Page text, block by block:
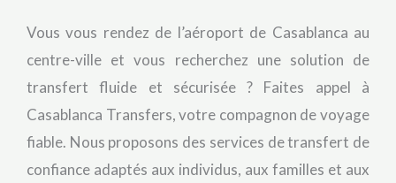
Vous vous rendez de l’aéroport de Casablanca au
centre-ville et vous recherchez une solution de
transfert fluide et sécurisée ? Faites appel à
Casablanca Transfers, votre compagnon de voyage
fiable. Nous proposons des services de transfert de
confiance adaptés aux individus, aux familles et aux